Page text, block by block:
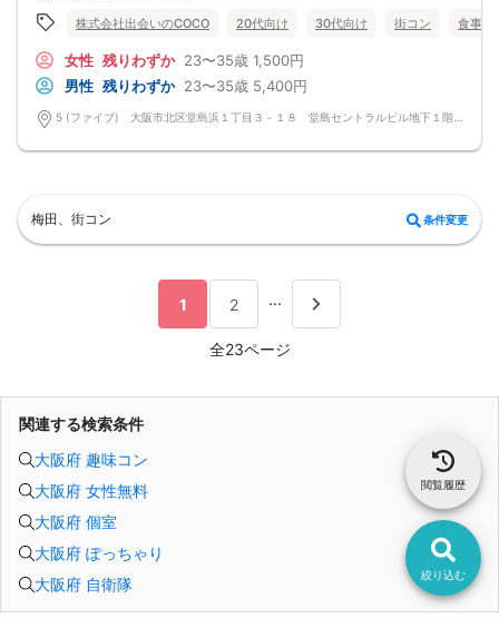
絞り込む
閲覧履歴
す。占い師歴50年間の方です！
ートします♪
☆梅田【洗練された大人の空間】優雅に貸切！恋活パーティー☆
エリア随一のVIPデザイナーズ空間☆ワンランク上の洗練された空間で素敵な出会
■□完全着席♪MCによる席がえあり！ 結婚式の二次会の有名店でBIG合コン
MCによる席替え‼︎約20分に1度可能な限り席替えを設けており、都度LINE交換タ
《結婚式の二次会の有名な会場で完全着席PARTY》
完全着席スタイルですのでひとりぼっちになることはありません！お一人様参加
スタッフのフォローが人気の理由です。
《恋人、友人、人脈、必ず出会える！大阪で超人気の飲み会！》
□人脈を広げたい
□お酒が大好き
□飲み会が大好き
□一緒に合コン・コンパに行ける飲み友が欲しい人
《フード》
嬉しい！特製デザート付き♪
株式会社出会いのCOCO 20代向け 30代向け 街コン 食事あ
女性 残りわずか 23〜35歳 1,500円
男性 残りわずか 23〜35歳 5,400円
梅田、街コン 条件変更
1 2 ...
全23ページ
関連する検索条件
大阪府 趣味コン
大阪府 女性無料
大阪府 個室
大阪府 ぽっちゃり
大阪府 自衛隊